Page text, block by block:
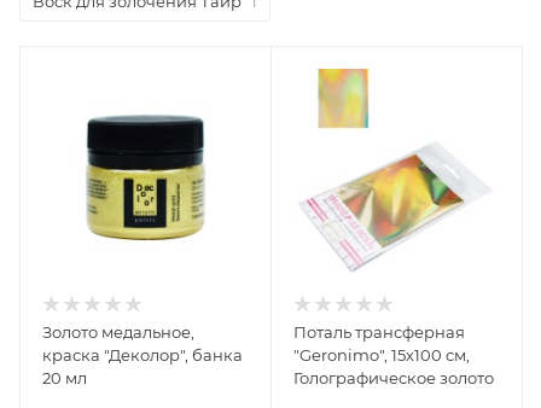
Золото медальное,
краска "Деколор", банка
20 мл
Поталь трансферная
"Geronimo", 15х100 см,
Голографическое золото